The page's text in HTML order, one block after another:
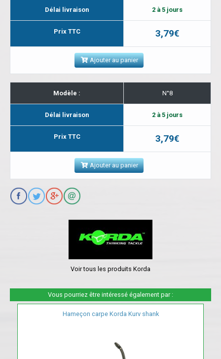
Délai livraison 2 à 5 jours
Prix TTC 3,79€
Ajouter au panier
Modèle : N°8
Délai livraison 2 à 5 jours
Prix TTC 3,79€
Ajouter au panier
Voir tous les produits Korda
Vous pourriez être intéressé également par :
Hameçon carpe Korda Kurv shank